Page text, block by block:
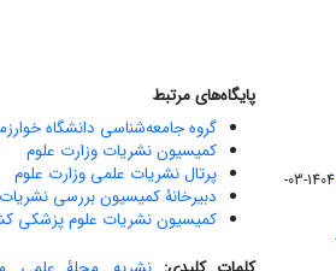
1404-03-
پایگاه‌های مرتبط
گروه جامعه‌شناسی دانشگاه
کمیسیون نشریات وزارت علوم
پرتال نشریات علمی وزارت علوم
دبیرخانۀ کمیسیون بررسی
کمیسیون نشریات علوم پزشکی